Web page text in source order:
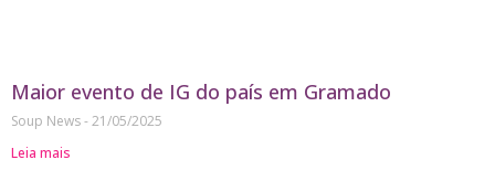
Maior evento de IG do país em Gramado
Soup News 21/05/2025
Leia mais